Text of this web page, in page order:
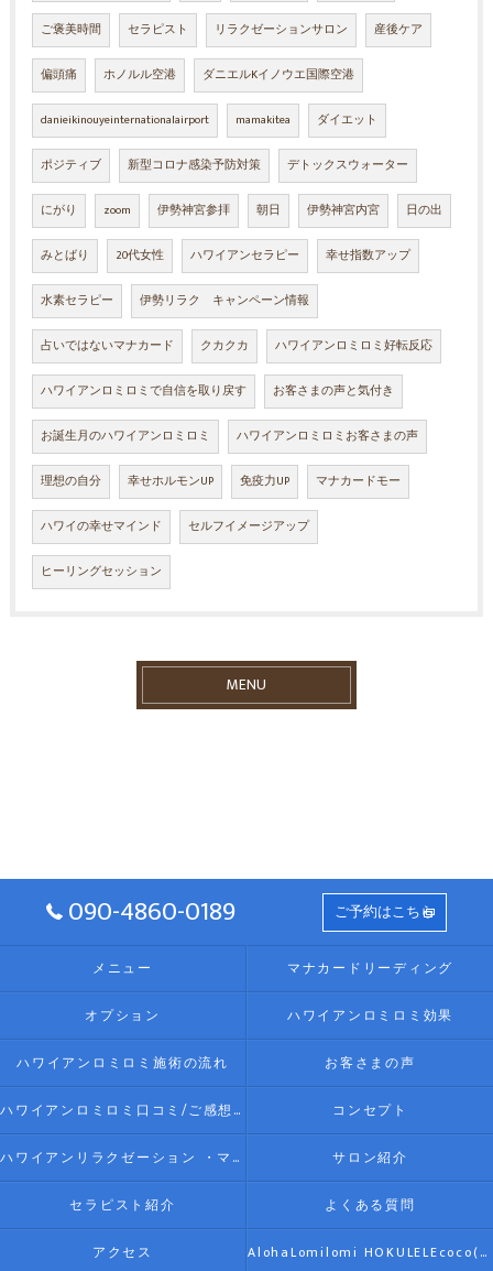
ご褒美時間 セラピスト リラクゼーションサロン 産後ケア
偏頭痛 ホノルル空港 ダニエルKイノウエ国際空港
danieikinouyeinternationalairport mamakitea ダイエット
ポジティブ 新型コロナ感染予防対策 デトックスウォーター
にがり zoom 伊勢神宮参拝 朝日 伊勢神宮内宮 日の出
みとばり 20代女性 ハワイアンセラピー 幸せ指数アップ
水素セラピー 伊勢リラク キャンペーン情報
占いではないマナカード クカクカ ハワイアンロミロミ好転反応
ハワイアンロミロミで自信を取り戻す お客さまの声と気付き
お誕生月のハワイアンロミロミ ハワイアンロミロミお客さまの声
理想の自分 幸せホルモンUP 免疫力UP マナカードモー
ハワイの幸せマインド セルフイメージアップ
ヒーリングセッション
MENU
090-4860-0189 ご予約はこちら
メニュー マナカードリーディング
オプション ハワイアンロミロミ効果
ハワイアンロミロミ施術の流れ お客さまの声
ハワイアンロミロミ口コミ/ご感想(伊勢リラク/リラクゼーション) コンセプト
ハワイアンリラクゼーション ・マッサージ AlohaLomilomi HOKULELEcoco(アロハロミロミ ホクレレココ)☆彡について サロン紹介
セラピスト紹介 よくある質問
アクセス AlohaLomilomi HOKULELEcoco(アロハロミロミ ホクレレココ)☆彡